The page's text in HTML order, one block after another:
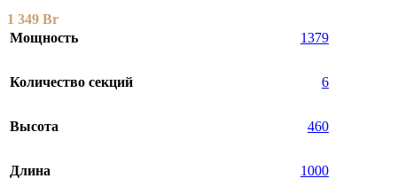
1 349 Br
Мощность
1379
Количество секций 6
Высота 460
Длина 1000